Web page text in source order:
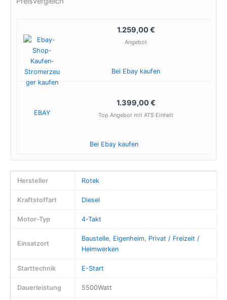
1.259,00 €
Angebot
Bei Ebay kaufen
EBAY
1.399,00 €
Top Angebot mit ATS Einheit
Bei Ebay kaufen
Hersteller Rotek
Kraftstoffart Diesel
Motor-Typ 4-Takt
Einsatzort
Baustelle, Eigenheim, Privat / Freizeit /
Heimwerken
Starttechnik E-Start
Dauerleistung 5500Watt